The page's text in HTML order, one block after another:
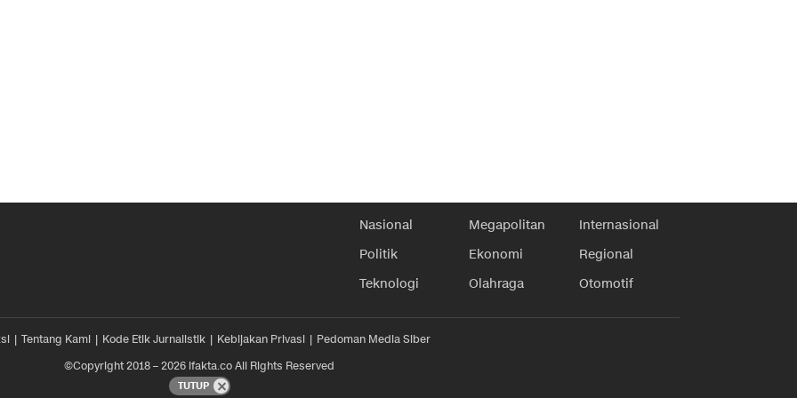
Nasional Megapolitan
Internasional
Politik
Ekonomi
Regional
Teknologi
Olahraga Otomotif
Tentang Kami Kode Etik Jurnalistik Kebijakan Privasi
Pedoman Media Siber
©Copyright 2018 – 2026 ifakta.co All Rights Reserved
TUTUP